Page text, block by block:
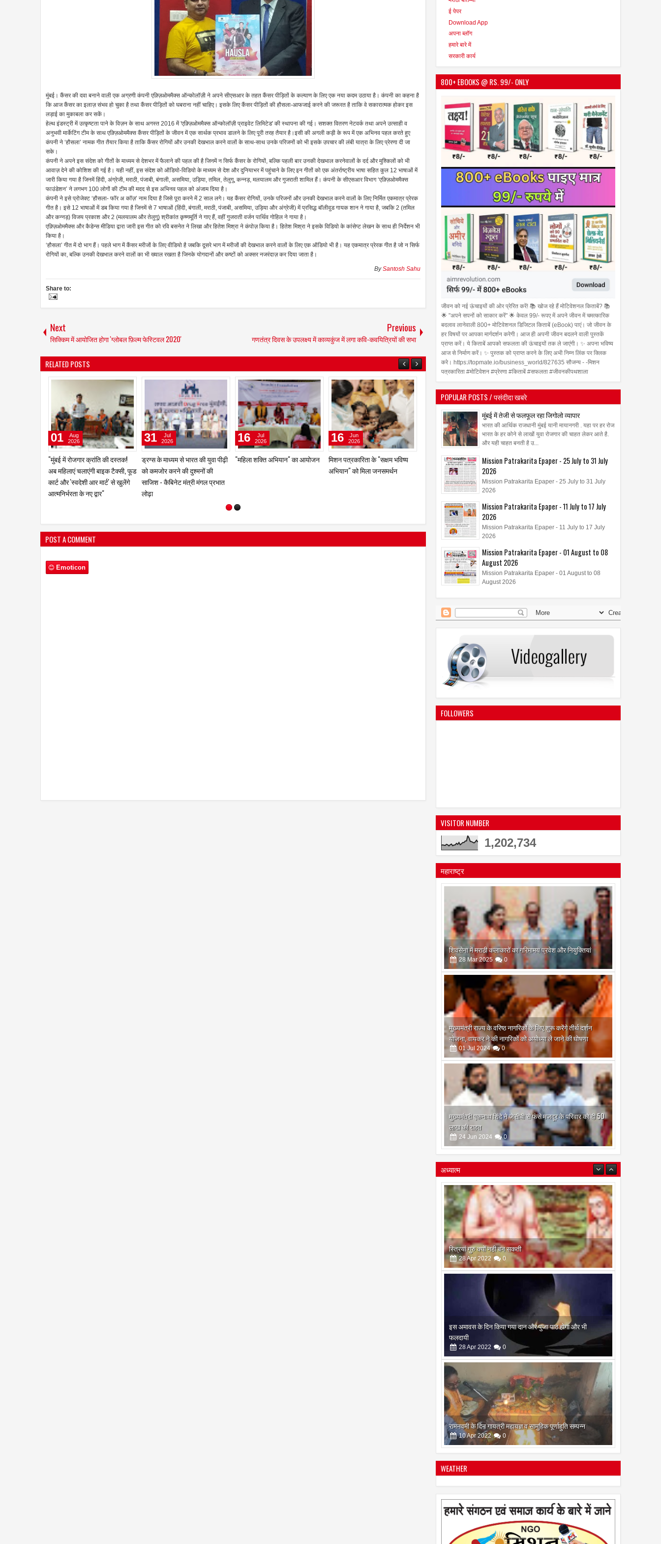
मुंबई। कैंसर की दवा बनाने वाली एक अग्रणी कंपनी एक़्ज़िओममैक्स ऑन्कोलॉज़ी ने अपने सीएसआर के तहत कैंसर पीड़ितों के कल्याण के लिए एक नया कदम उठाया है। कंपनी का कहना है
कि आज कैंसर का इलाज़ संभव हो चुका है तथा कैंसर पीड़ितों को घबराना नहीं चाहिए। इसके लिए कैंसर पीड़ितों की हौसला-आफजाई करने की जरूरत है ताकि वे सकारात्मक होकर इस
लड़ाई का मुकाबला कर सकें।
हेल्थ इंडस्ट्री में उत्कृष्टता पाने के विज़न के साथ अगस्त 2016 में 'एक़्ज़िओममैक्स ऑन्कोलॉज़ी प्राइवेट लिमिटेड' की स्थापना की गई। सशक्त वितरण नेटवर्क तथा अपने उत्साही व
अनुभवी मार्केटिंग टीम के साथ एक़्ज़िओममैक्स कैंसर पीड़ितों के जीवन में एक सार्थक प्रभाव डालने के लिए पूरी तरह तैयार है।इसी की अगली कड़ी के रूप में एक अभिनव पहल करते हुए
कंपनी ने ‘हौसला’ नामक गीत तैयार किया है ताकि कैंसर रोगियों और उनकी देखभाल करने वालों के साथ-साथ उनके परिजनों को भी इसके उपचार की लंबी यात्रा के लिए प्रेरणा दी जा
सके।
कंपनी ने अपने इस संदेश को गीतों के माध्यम से देशभर में फैलाने की पहल की है जिनमें न सिर्फ कैंसर के रोगियों, बल्कि पहली बार उनकी देखभाल करनेवालों के दर्द और मुश्किलों को भी
आवाज़ देने की कोशिश की गई है। यही नहीं, इस संदेश को ऑडियो-विडियो के माध्यम से देश और दुनियाभर में पहुंचाने के लिए इन गीतों को एक अंतर्राष्ट्रीय भाषा सहित कुल 12 भाषाओं में
जारी किया गया है जिनमें हिंदी, अंग्रेजी, मराठी, पंजाबी, बंगाली, असमिया, उड़िया, तमिल, तेलुगू, कन्नड़, मलयालम और गुजराती शामिल हैं। कंपनी के सीएसआर विभाग ‘एक़्ज़िओममैक्स
फाउंडेशन’ ने लगभग 100 लोगों की टीम की मदद से इस अभिनव पहल को अंजाम दिया है।
कंपनी ने इसे प्रोजेक्ट ‘हौसला- फॉर अ कॉज़’ नाम दिया है जिसे पूरा करने में 2 साल लगे। यह कैंसर रोगियों, उनके परिजनों और उनकी देखभाल करने वालों के लिए निर्मित एकमात्र प्रेरक
गीत है। इसे 12 भाषाओं में डब किया गया है जिनमें से 7 भाषाओं (हिंदी, बंगाली, मराठी, पंजाबी, असमिया, उड़िया और अंग्रेजी) में प्रसिद्ध बॉलीवुड गायक शान ने गाया है, जबकि 2 (तमिल
और कन्नड़) विजय प्रकाश और 2 (मलयालम और तेलुगू) श्रीकांत कृष्णमूर्ति ने गाए हैं, वहीं गुजराती वर्जन पार्थिव गोहिल ने गाया है।
एक़्ज़िओममैक्स और कैडेन्स मीडिया द्वारा जारी इस गीत को रवि बसनेत ने लिखा और हितेश मिश्रा ने कंपोज़ किया है। हितेश मिश्रा ने इसके विडियो के कांसेप्ट लेखन के साथ ही निर्देशन भी
किया है।
‘हौसला’ गीत में दो भाग हैं। पहले भाग में कैंसर मरीजों के लिए वीडियो है जबकि दूसरे भाग में मरीजों की देखभाल करने वालों के लिए एक ऑडियो भी है। यह एकमात्र प्रेरक गीत है जो न सिर्फ
रोगियों का, बल्कि उनकी देखभाल करने वालों का भी ख्याल रखता है जिनके योगदानों और कष्टों को अक्सर नजरंदाज़ कर दिया जाता है।
BySantosh Sahu
Share to:
Next
सिक्किम में आयोजित होगा 'ग्लोबल फ़िल्म फेस्टिवल 2020'
Previous
गणतंत्र दिवस के उपलक्ष्य में काव्यकुंज में लगा कवि-कवयित्रियों की सभा
RELATED POSTS
"गरीबों के सपनों को उड़ान देने वाले
खान सर विवादों के घेरे में! लाखों छात्रों
का सवाल—क्या एक शिक्षक की
लोकप्रियता ही उसका अपराध बन
09
Jun
2026
महंगाई का नया धमाका: LPG सिलेंडर
महंगा, अब रसोई से होटल तक बढ़ेगा
खर्च
08
Jun
2026
"मुंबई में रोजगार क्रांति की दस्तक!
01
Aug
2026
ड्रग्स के माध्यम से भारत की युवा पीढ़ी
को कमजोर करने की दुश्मनों की
31
Jul
2026
"महिला शक्ति अभियान" का आयोजन
Jul
2026
मिशन पत्रकारिता के "सक्षम भविष्य
16
Jun
POST A COMMENT
ई पेपर
Download App
अपना ब्लॉग
हमारे बारे में
सरकारी कार्य
800+ EBOOKS @ RS. 99/- ONLY
जीवन को नई ऊंचाइयों की ओर प्रेरित करें! 📚 खोज रहे हैं मोटिवेशनल किताबें? 📚
🌟 "अपने सपनों को साकार करें" 🌟 केवल 99/- रूपए में अपने जीवन में चमत्कारिक
बदलाव लानेवाली 800+ मोटिवेशनल डिजिटल किताबें (eBook) पाएं। जो जीवन के
हर विषयों पर आपका मार्गदर्शन करेगी। आज ही अपनी जीवन बदलने वाली पुस्तकें
प्राप्त करें। ये किताबें आपको सफलता की ऊंचाइयों तक ले जाएंगी। ✨ अपना भविष्य
आज से निर्माण करें। ✨ पुस्तक को प्राप्त करने के लिए अभी निम्न लिंक पर क्लिक
करे। https://topmate.io/business_world/827635 सौजन्य - -मिशन
पत्रकारिता #मोटिवेशन #प्रेरणा #किताबें #सफलता #जीवनकीपथशाला
POPULAR POSTS / पसंदीदा खबरे
मुंबई में तेजी से फलफूल रहा जिगोलो व्यापार
भारत की आर्थिक राजधानी मुंबई यानी मायानगरी . यहा पर हर रोज
भारत के हर कोने से लाखों युवा रोजगार की चाहत लेकर आते है.
और यही चाहत बनती है उ...
Mission Patrakarita Epaper - 25 July to 31 July
2026
Mission Patrakarita Epaper - 25 July to 31 July
2026
Mission Patrakarita Epaper - 11 July to 17 July
2026
Mission Patrakarita Epaper - 11 July to 17 July
2026
Mission Patrakarita Epaper - 01 August to 08
August 2026
Mission Patrakarita Epaper - 01 August to 08
August 2026
FOLLOWERS
VISITOR NUMBER
1,202,734
महाराष्ट्र
शिवसेना में मराठी कलाकारों का गरिमामय प्रवेश और नियुक्तियां
28 Mar 2025 0
मुख्यमंत्री राज्य के वरिष्ठ नागरिकों के लिए शुरू करेंगे तीर्थ दर्शन
योजना, वायकर ने की नागरिकों को अयोध्या ले जाने की घोषणा
01 Jul 2024 0
मुख्यमंत्री एकनाथ शिंदे ने जेसीबी से फंसे मजदूर के परिवार को दी 50
लाख की राहत
24 Jun 2024 0
अध्यात्म
इस अमावस के दिन किया गया दान और पुजा पाठ होगा और भी
फलदायी
28 Apr 2022 0
रामनवमी के दिन गायत्री महायज्ञ व सामुहिक पूर्णाहुति सम्पन्न
10Apr 2022 0
सिद्ध कुंजिका स्तोत्र का पाठ ऐसे करें
12Apr 2024 0
स्त्रियां गुरु क्यों नही बन सकती
2022 0
WEATHER